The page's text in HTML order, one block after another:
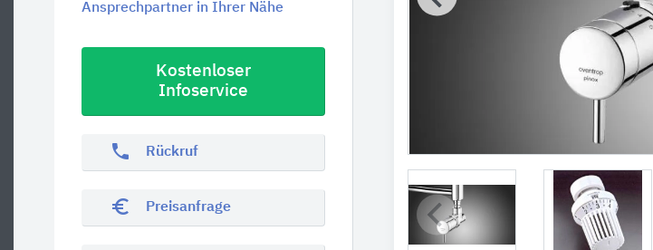
Ansprechpartner in Ihrer Nähe
Kostenloser
Infoservice
phone Rückruf
euro_symbol Preisanfrage